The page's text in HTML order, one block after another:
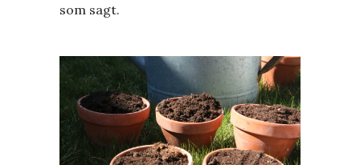
som sagt.